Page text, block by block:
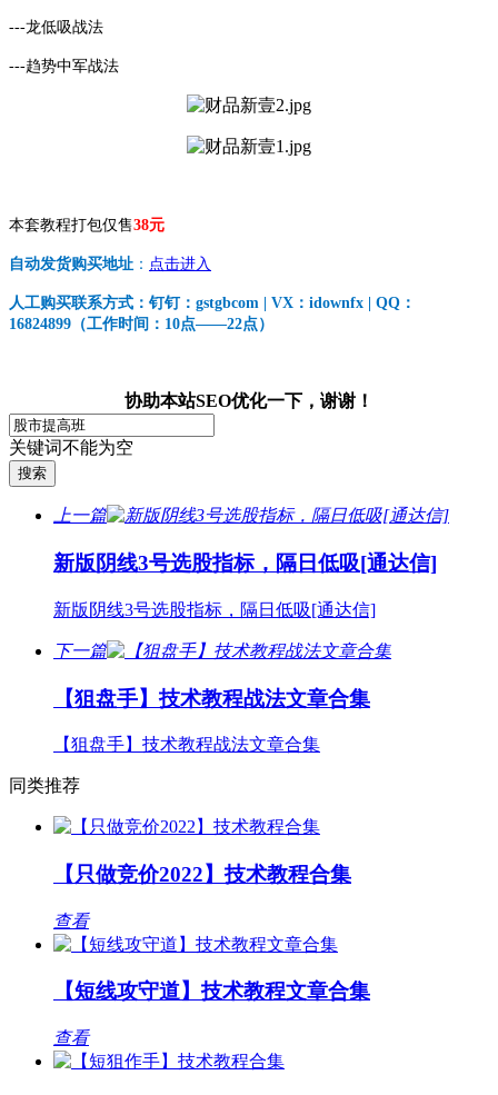
---龙低吸战法
---趋势中军战法
本套教程打包仅售38元
自动发货购买地址 ： 点击进入
人工购买联系方式：钉钉：gstgbcom | VX：idownfx | QQ：
16824899（工作时间：10点——22点）
协助本站SEO优化一下，谢谢！
关键词不能为空
上一篇
新版阴线3号选股指标，隔日低吸[通达信]
新版阴线3号选股指标，隔日低吸[通达信]
下一篇
【狙盘手】技术教程战法文章合集
【狙盘手】技术教程战法文章合集
同类推荐
【只做竞价2022】技术教程合集
查看
【短线攻守道】技术教程文章合集
查看